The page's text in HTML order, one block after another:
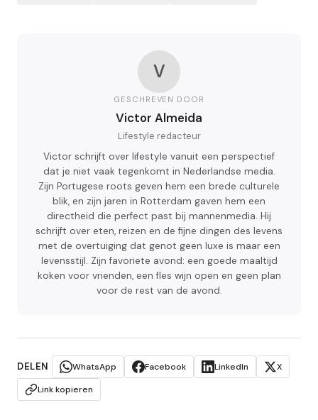
V
GESCHREVEN DOOR
Victor Almeida
Lifestyle redacteur
Victor schrijft over lifestyle vanuit een perspectief
dat je niet vaak tegenkomt in Nederlandse media.
Zijn Portugese roots geven hem een brede culturele
blik, en zijn jaren in Rotterdam gaven hem een
directheid die perfect past bij mannenmedia. Hij
schrijft over eten, reizen en de fijne dingen des levens
met de overtuiging dat genot geen luxe is maar een
levensstijl. Zijn favoriete avond: een goede maaltijd
koken voor vrienden, een fles wijn open en geen plan
voor de rest van de avond.
DELEN WhatsApp Facebook LinkedIn
X
Link kopieren